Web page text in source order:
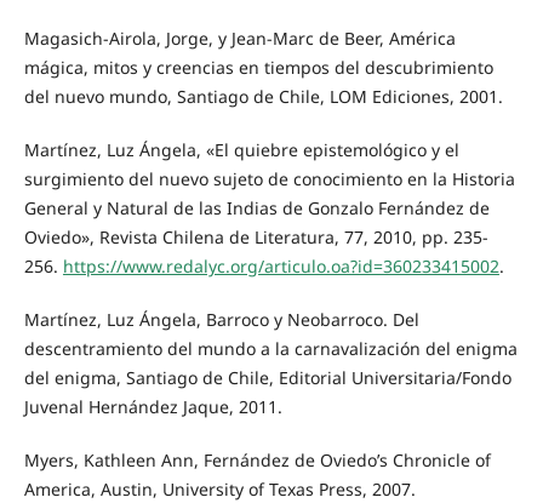
Magasich-Airola, Jorge, y Jean-Marc de Beer, América
mágica, mitos y creencias en tiempos del descubrimiento
del nuevo mundo, Santiago de Chile, LOM Ediciones, 2001.
Martínez, Luz Ángela, «El quiebre epistemológico y el
surgimiento del nuevo sujeto de conocimiento en la Historia
General y Natural de las Indias de Gonzalo Fernández de
Oviedo», Revista Chilena de Literatura, 77, 2010, pp. 235-
256. https://www.redalyc.org/articulo.oa?id=360233415002.
Martínez, Luz Ángela, Barroco y Neobarroco. Del
descentramiento del mundo a la carnavalización del enigma
del enigma, Santiago de Chile, Editorial Universitaria/Fondo
Juvenal Hernández Jaque, 2011.
Myers, Kathleen Ann, Fernández de Oviedo’s Chronicle of
America, Austin, University of Texas Press, 2007.